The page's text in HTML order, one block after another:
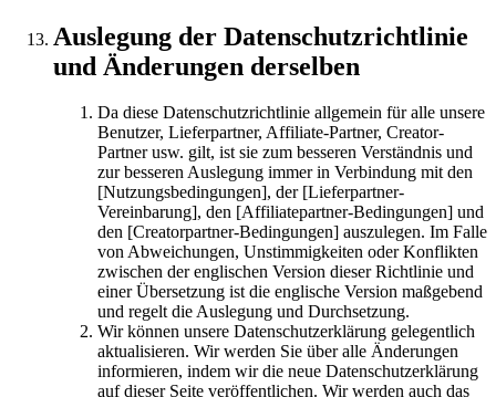
Auslegung der Datenschutzrichtlinie
und Änderungen derselben
Da diese Datenschutzrichtlinie allgemein für alle unsere
Benutzer, Lieferpartner, Affiliate-Partner, Creator-
Partner usw. gilt, ist sie zum besseren Verständnis und
zur besseren Auslegung immer in Verbindung mit den
[Nutzungsbedingungen], der [Lieferpartner-
Vereinbarung], den [Affiliatepartner-Bedingungen] und
den [Creatorpartner-Bedingungen] auszulegen. Im Falle
von Abweichungen, Unstimmigkeiten oder Konflikten
zwischen der englischen Version dieser Richtlinie und
einer Übersetzung ist die englische Version maßgebend
und regelt die Auslegung und Durchsetzung.
Wir können unsere Datenschutzerklärung gelegentlich
aktualisieren. Wir werden Sie über alle Änderungen
informieren, indem wir die neue Datenschutzerklärung
auf dieser Seite veröffentlichen. Wir werden auch das